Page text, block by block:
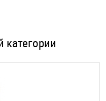
категории